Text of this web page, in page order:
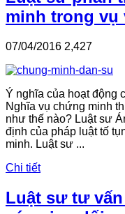
minh trong vụ
07/04/2016 2,427
Ý nghĩa của hoạt động
Nghĩa vụ chứng minh
như thế nào? Luật sư
định của pháp luật tố
minh. Luật sư ...
Chi tiết
Luật sư tư